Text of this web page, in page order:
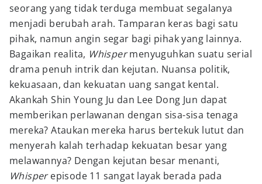
seorang yang tidak terduga membuat segalanya
menjadi berubah arah. Tamparan keras bagi satu
pihak, namun angin segar bagi pihak yang lainnya.
Bagaikan realita, Whispermenyuguhkan suatu serial
drama penuh intrik dan kejutan. Nuansa politik,
kekuasaan, dan kekuatan uang sangat kental.
Akankah Shin Young Ju dan Lee Dong Jun dapat
memberikan perlawanan dengan sisa-sisa tenaga
mereka? Ataukan mereka harus bertekuk lutut dan
menyerah kalah terhadap kekuatan besar yang
melawannya? Dengan kejutan besar menanti,
Whisperepisode 11 sangat layak berada pada